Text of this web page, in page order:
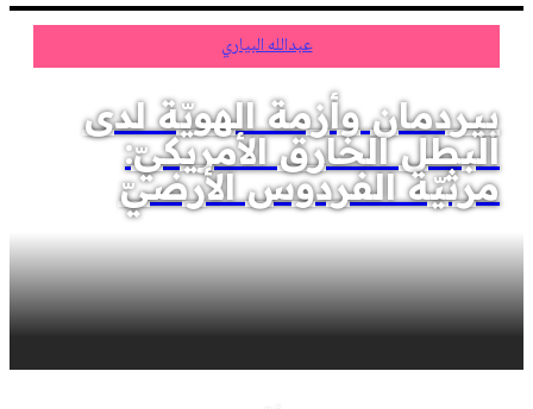
عبدالله البياري
بيردمان وأزمة الهويّة لدى
البطل الخارق الأمريكيّ:
مرثيّة الفردوس الأرضيّ